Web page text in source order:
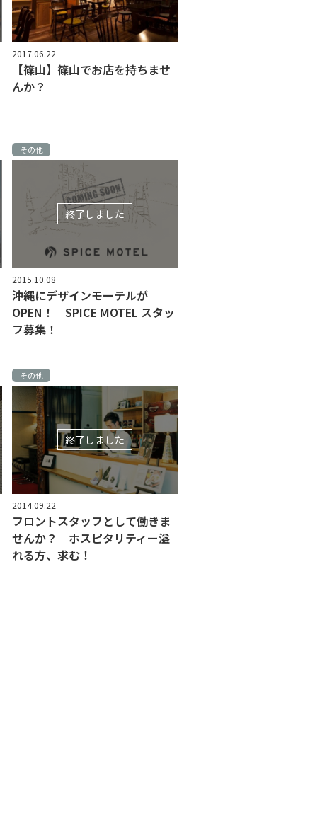
2017.06.22
【篠山】篠山でお店を持ちませ
んか？
その他
終了しました
2015.10.08
沖縄にデザインモーテルが
OPEN！ SPICE MOTEL スタッ
フ募集！
その他
終了しました
2014.09.22
フロントスタッフとして働きま
せんか？ ホスピタリティー溢
れる方、求む！